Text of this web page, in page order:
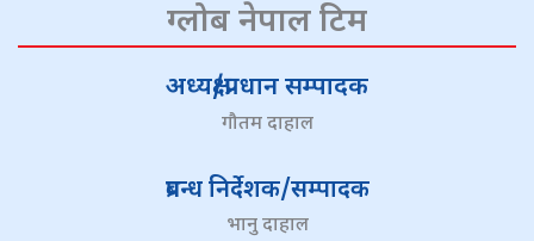
ग्लोब नेपाल टिम
अध्यक्ष/प्रधान सम्पादक
गौतम दाहाल
प्रबन्ध निर्देशक/सम्पादक
भानु दाहाल